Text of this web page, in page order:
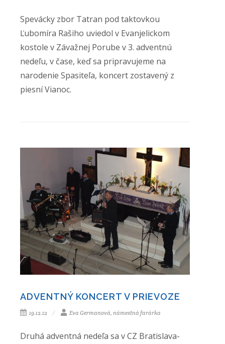
Spevácky zbor Tatran pod taktovkou
Ľubomíra Rašiho uviedol v Evanjelickom
kostole v Závažnej Porube v 3. adventnú
nedeľu, v čase, keď sa pripravujeme na
narodenie Spasiteľa, koncert zostavený z
piesní Vianoc.
ADVENTNÝ KONCERT V PRIEVOZE
19.12.12 Eva Germanová, námestná farárka
Druhá adventná nedeľa sa v CZ Bratislava-